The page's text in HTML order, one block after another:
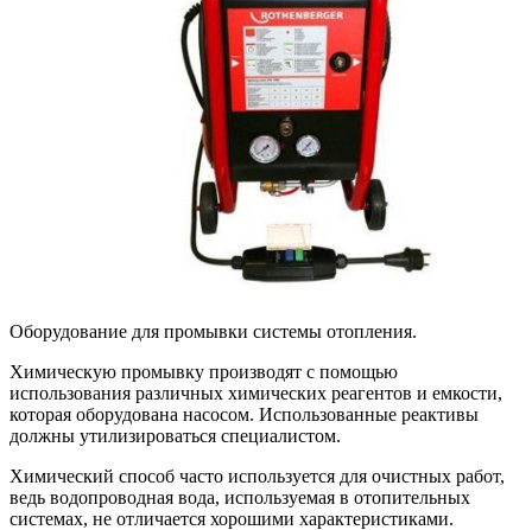
Оборудование для промывки системы отопления.
Химическую промывку производят с помощью
использования различных химических реагентов и емкости,
которая оборудована насосом. Использованные реактивы
должны утилизироваться специалистом.
Химический способ часто используется для очистных работ,
ведь водопроводная вода, используемая в отопительных
системах, не отличается хорошими характеристиками.